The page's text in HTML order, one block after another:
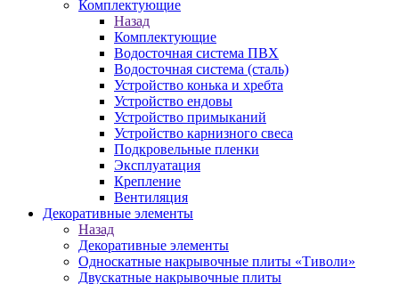
Комплектующие
Назад
Комплектующие
Водосточная система ПВХ
Водосточная система (сталь)
Устройство конька и хребта
Устройство ендовы
Устройство примыканий
Устройство карнизного свеса
Подкровельные пленки
Эксплуатация
Крепление
Вентиляция
Декоративные элементы
Назад
Декоративные элементы
Односкатные накрывочные плиты «Тиволи»
Двускатные накрывочные плиты